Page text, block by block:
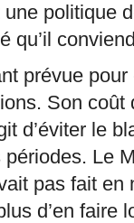
une politique
qu’il
prévue
Son
d’éviter le
Le
pas fait en
d’en faire